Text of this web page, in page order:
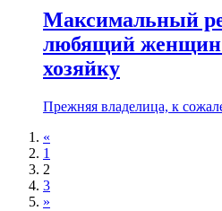
Максимальный
любящий женщин
хозяйку
Прежняя владелица, к
«
1
2
3
»